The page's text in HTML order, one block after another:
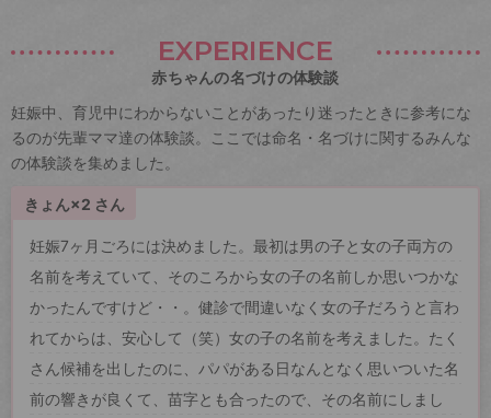
EXPERIENCE
赤ちゃんの名づけの体験談
妊娠中、育児中にわからないことがあったり迷ったときに参考にな
るのが先輩ママ達の体験談。ここでは命名・名づけに関するみんな
の体験談を集めました。
きょん×2 さん
妊娠7ヶ月ごろには決めました。最初は男の子と女の子両方の
名前を考えていて、そのころから女の子の名前しか思いつかな
かったんですけど・・。健診で間違いなく女の子だろうと言わ
れてからは、安心して（笑）女の子の名前を考えました。たく
さん候補を出したのに、パパがある日なんとなく思いついた名
前の響きが良くて、苗字とも合ったので、その名前にしまし